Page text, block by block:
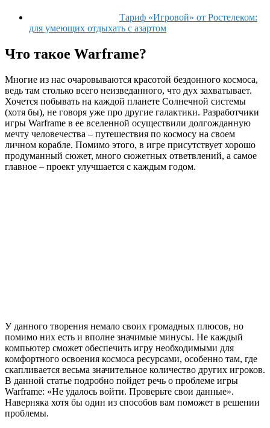
Тариф «Игровой» от Ростелеком:
для умеющих отдыхать с азартом
Что такое Warframe?
Многие из нас очаровываются красотой бездонного космоса,
ведь там столько всего неизведанного, что дух захватывает.
Хочется побывать на каждой планете Солнечной системы
(хотя бы), не говоря уже про другие галактики. Разработчики
игры Warframe в ее вселенной осуществили долгожданную
мечту человечества – путешествия по космосу на своем
личном корабле. Помимо этого, в игре присутствует хорошо
продуманный сюжет, много сюжетных ответвлений, а самое
главное – проект улучшается с каждым годом.
У данного творения немало своих громадных плюсов, но
помимо них есть и вполне значимые минусы. Не каждый
компьютер сможет обеспечить игру необходимыми для
комфортного освоения космоса ресурсами, особенно там, где
скапливается весьма значительное количество других игроков.
В данной статье подробно пойдет речь о проблеме игры
Warframe: «Не удалось войти. Проверьте свои данные».
Наверняка хотя бы один из способов вам поможет в решении
проблемы.